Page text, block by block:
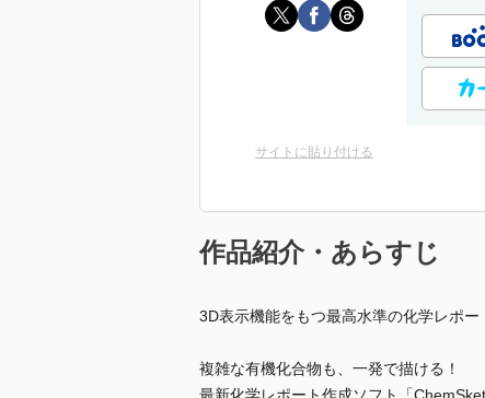
サイトに貼り付ける
作品紹介・あらすじ
3D表示機能をもつ最高水準の化学レポ
複雑な有機化合物も、一発で描ける！